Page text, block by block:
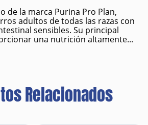
de la marca Purina Pro Plan,
adultos de todas las razas con
sensibles. Su principal
una nutrición altamente...
Relacionados